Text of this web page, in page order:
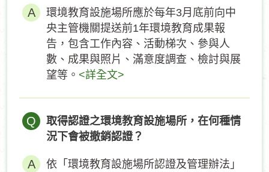
環境教育設施場所應於每年3月底前向中
央主管機關提送前1年環境教育成果報
告，包含工作內容、活動梯次、參與人
數、成果與照片、滿意度調查、檢討與展
望等。 <詳全文>
Q
取得認證之環境教育設施場所，在何種情
況下會被撤銷認證？
依「環境教育設施場所認證及管理辦法」